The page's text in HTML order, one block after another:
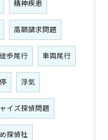
精神疾患
高額請求問題
徒歩尾行 車両尾行
浮気
イズ探偵問題
探偵社